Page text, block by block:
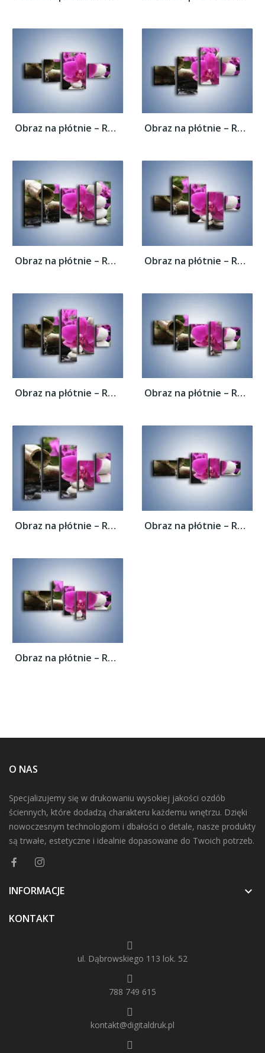
Obraz na płótnie – Różowy storczyk i białe... Obraz na płótnie – Różowy storczyk i białe...
Obraz na płótnie – Różowy storczyk i białe... Obraz na płótnie – Różowy storczyk i białe...
Obraz na płótnie – Różowy storczyk i białe... Obraz na płótnie – Różowy storczyk i białe...
Obraz na płótnie – Różowy storczyk i białe... Obraz na płótnie – Różowy storczyk i białe...
Obraz na płótnie – Różowy storczyk i białe...
O NAS
Specjalizujemy się w drukowaniu wysokiej jakości ozdób
ściennych, które dodadzą charakteru każdemu wnętrzu. Dzięki
nowoczesnym technologiom i dbałości o detale, nasze produkty
są trwałe, estetyczne i idealnie dopasowane do Twoich potrzeb.
INFORMACJE 
KONTAKT
ul. Dąbrowskiego 113 lok. 52
788 749 615
kontakt@digitaldruk.pl